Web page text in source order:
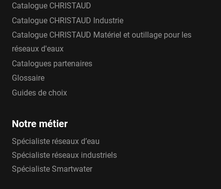
Catalogue CHRISTAUD
Catalogue CHRISTAUD Industrie
Catalogue CHRISTAUD Matériel et outillage pour les
réseaux d'eaux
Catalogues partenaires
Glossaire
Guides de choix
Notre métier
Spécialiste réseaux d’eau
Spécialiste réseaux industriels
Spécialiste Smartwater